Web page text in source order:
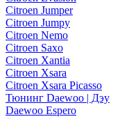
Citroen Jumper
Citroen Jumpy
Citroen Nemo
Citroen Saxo
Citroen Xantia
Citroen Xsara
Citroen Xsara Picasso
Тюнинг Daewoo | Дэу
Daewoo Espero